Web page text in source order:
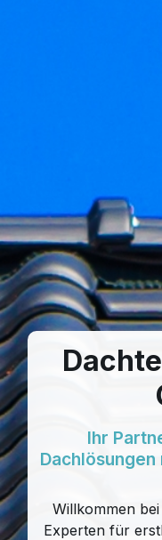
Ihr
Willkommen
Experten für